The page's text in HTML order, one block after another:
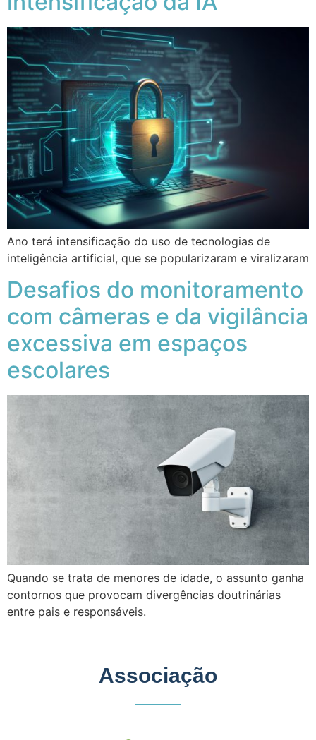
Ano terá intensificação do uso de tecnologias de
inteligência artificial, que se popularizaram e viralizaram
Desafios do monitoramento
com câmeras e da vigilância
excessiva em espaços
escolares
Quando se trata de menores de idade, o assunto ganha
contornos que provocam divergências doutrinárias
entre pais e responsáveis.
Associação